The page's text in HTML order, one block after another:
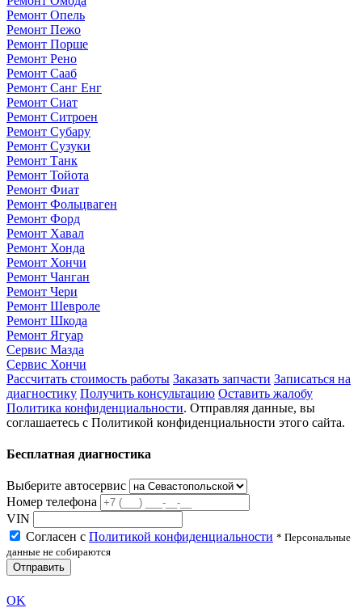
Ремонт Опель
Ремонт Пежо
Ремонт Порше
Ремонт Рено
Ремонт Сааб
Ремонт Санг Енг
Ремонт Сиат
Ремонт Ситроен
Ремонт Субару
Ремонт Сузуки
Ремонт Танк
Ремонт Тойота
Ремонт Фиат
Ремонт Фольцваген
Ремонт Форд
Ремонт Хавал
Ремонт Хонда
Ремонт Хончи
Ремонт Чанган
Ремонт Чери
Ремонт Шевроле
Ремонт Шкода
Ремонт Ягуар
Сервис Мазда
Сервис Хончи
Рассчитать стоимость работы Заказать запчасти Записаться на
диагностику Получить консультацию Оставить жалобу
Политика конфиденциальности. Отправляя данные, вы
соглашаетесь с Политикой конфиденциальности этого сайта.
Бесплатная диагностика
Выберите автосервис
Номер телефона
VIN
Согласен с Политикой конфиденциальности * Персональные
данные не собираются
Отправить
OK